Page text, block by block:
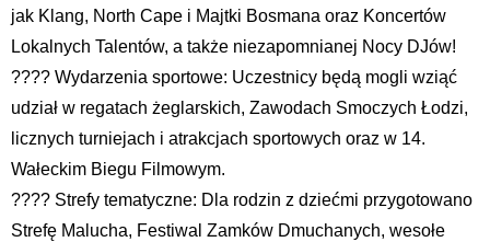
jak Klang, North Cape i Majtki Bosmana oraz Koncertów
Lokalnych Talentów, a także niezapomnianej Nocy DJów!
???? Wydarzenia sportowe: Uczestnicy będą mogli wziąć
udział w regatach żeglarskich, Zawodach Smoczych Łodzi,
licznych turniejach i atrakcjach sportowych oraz w 14.
Wałeckim Biegu Filmowym.
???? Strefy tematyczne: Dla rodzin z dziećmi przygotowano
Strefę Malucha, Festiwal Zamków Dmuchanych, wesołe